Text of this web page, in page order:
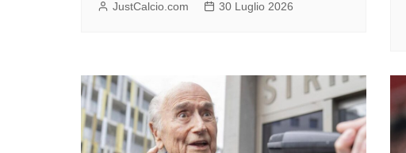
JustCalcio.com 30 Luglio 2026